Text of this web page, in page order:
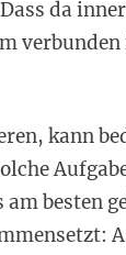
da
kann
besten